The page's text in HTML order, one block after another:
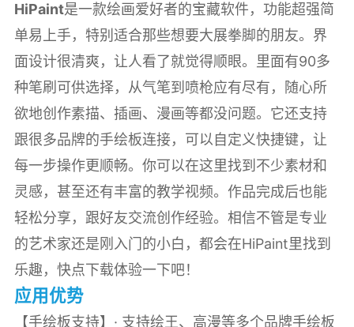
HiPaint是一款绘画爱好者的宝藏软件，功能超强简
单易上手，特别适合那些想要大展拳脚的朋友。界
面设计很清爽，让人看了就觉得顺眼。里面有90多
种笔刷可供选择，从气笔到喷枪应有尽有，随心所
欲地创作素描、插画、漫画等都没问题。它还支持
跟很多品牌的手绘板连接，可以自定义快捷键，让
每一步操作更顺畅。你可以在这里找到不少素材和
灵感，甚至还有丰富的教学视频。作品完成后也能
轻松分享，跟好友交流创作经验。相信不管是专业
的艺术家还是刚入门的小白，都会在HiPaint里找到
乐趣，快点下载体验一下吧！
应用优势
【手绘板支持】· 支持绘王、高漫等多个品牌手绘板